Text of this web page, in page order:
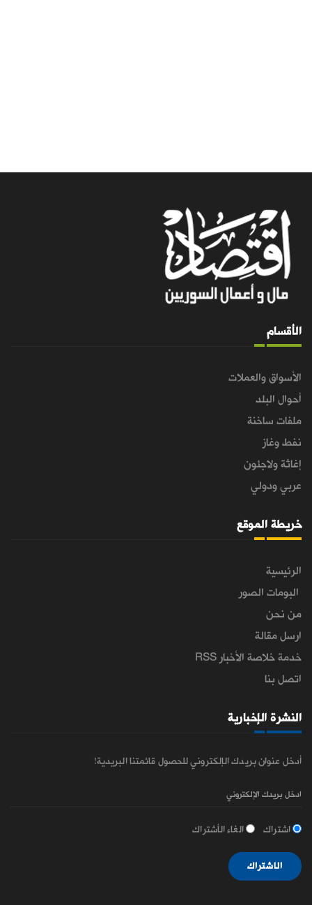
الأقسام
الأسواق والعملات
أحوال البلد
ملفات ساخنة
نفط وغاز
إغاثة ولاجئون
عربي ودولي
خريطة الموقع
الرئيسية
البومات الصور
من نحن
ارسل مقالة
خدمة خلاصة الأخبار RSS
اتصل بنا
النشرة الإخبارية
أدخل عنوان بريدك الإلكتروني للحصول قائمتنا البريدية!
اشتراك الغاء الأشتراك
الاشتراك